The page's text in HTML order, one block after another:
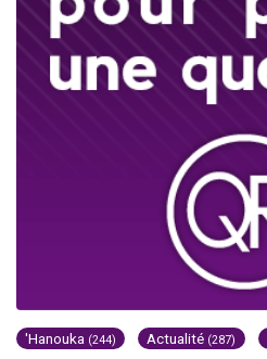
'Hanouka (244) Actualité (287)